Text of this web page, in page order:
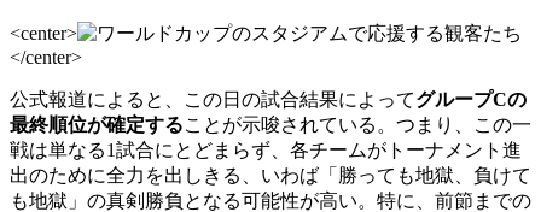
<center>
</center>
公式報道によると、この日の試合結果によってグループCの
最終順位が確定することが示唆されている。つまり、この一
戦は単なる1試合にとどまらず、各チームがトーナメント進
出のために全力を出しきる、いわば「勝っても地獄、負けて
も地獄」の真剣勝負となる可能性が高い。特に、前節までの